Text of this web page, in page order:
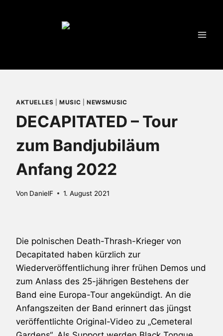
AKTUELLES |MUSIC NEWSMUSIC
DECAPITATED – Tour
zum Bandjubiläum
Anfang 2022
Von DanielF 1. August 2021
Die polnischen Death-Thrash-Krieger von
Decapitated haben kürzlich zur
Wiederveröffentlichung ihrer frühen Demos und
zum Anlass des 25-jährigen Bestehens der
Band eine Europa-Tour angekündigt. An die
Anfangszeiten der Band erinnert das jüngst
veröffentlichte Original-Video zu „Cemeteral